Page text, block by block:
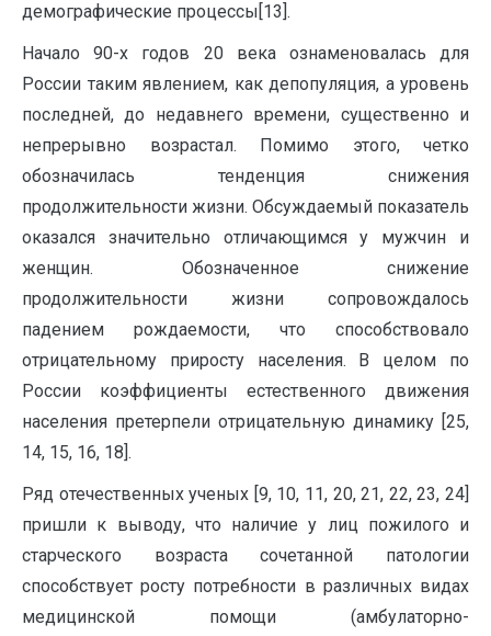
демографические процессы[13].
Начало 90-х годов 20 века ознаменовалась для
России таким явлением, как депопуляция, а уровень
последней, до недавнего времени, существенно и
непрерывно возрастал. Помимо этого, четко
обозначилась тенденция снижения
продолжительности жизни. Обсуждаемый показатель
оказался значительно отличающимся у мужчин и
женщин. Обозначенное снижение
продолжительности жизни сопровождалось
падением рождаемости, что способствовало
отрицательному приросту населения. В целом по
России коэффициенты естественного движения
населения претерпели отрицательную динамику [25,
14, 15, 16, 18].
Ряд отечественных ученых [9, 10, 11, 20, 21, 22, 23, 24]
пришли к выводу, что наличие у лиц пожилого и
старческого возраста сочетанной патологии
способствует росту потребности в различных видах
медицинской помощи (амбулаторно-